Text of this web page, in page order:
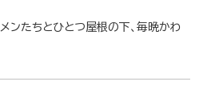
ンたちとひとつ屋根の下、毎晩かわ